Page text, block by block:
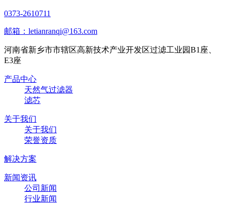
0373-2610711
邮箱：letianranqi@163.com
河南省新乡市市辖区高新技术产业开发区过滤工业园B1座、
E3座
产品中心
天然气过滤器
滤芯
关于我们
关于我们
荣誉资质
解决方案
新闻资讯
公司新闻
行业新闻